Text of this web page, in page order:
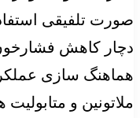
صورت تلفیقی
دچار کاهش
هماهنگ سازی
ملاتونین و